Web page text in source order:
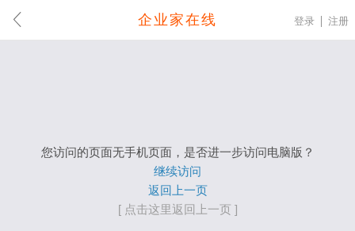
企业家在线 登录 注册
您访问的页面无手机页面，是否进一步访问电脑版？
继续访问
返回上一页
[ 点击这里返回上一页 ]